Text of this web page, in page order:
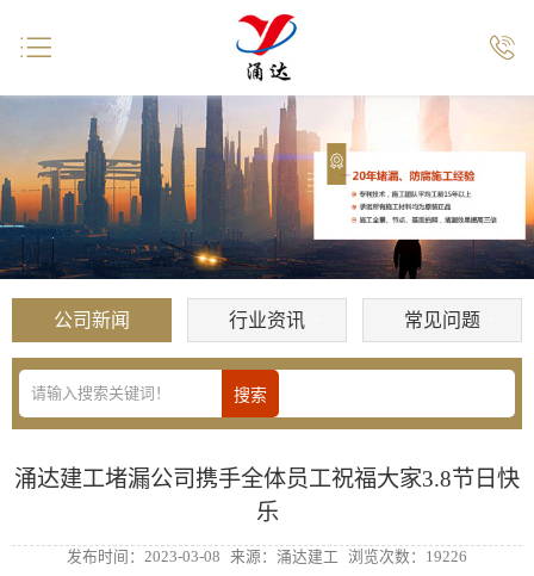
公司新闻 行业资讯 常见问题
涌达建工堵漏公司携手全体员工祝福大家3.8节日快
乐
发布时间：2023-03-08 来源：涌达建工 浏览次数：19226
 